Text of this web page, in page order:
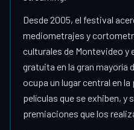
Desde 2005, el festival
mediometrajes y
culturales de Montevideo y
gratuita en la gran mayoría
ocupa un lugar central en
películas que se exhiben, y
premiaciones que los